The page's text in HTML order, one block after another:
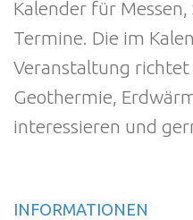
Kalender für
Termine. Die im
Veranstaltung richtet
Geothermie,
interessieren und
INFORMATIONEN